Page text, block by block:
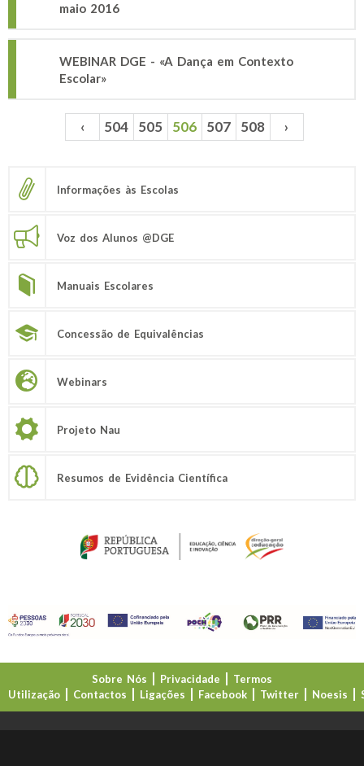
maio 2016
WEBINAR DGE - «A Dança em Contexto
Escolar»
Páginas ‹ 504 505 506 507 508 ›
Informações às Escolas
Voz dos Alunos @DGE
Manuais Escolares
Concessão de Equivalências
Webinars
Projeto Nau
Resumos de Evidência Científica
Sobre Nós Privacidade
Termos
Utilização
Contactos Ligações Facebook Twitter Noesis